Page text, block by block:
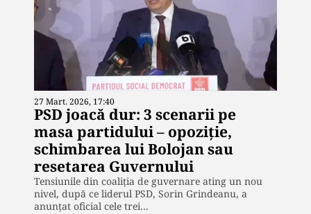
27 Mart. 2026, 17:40
PSD joacă dur: 3 scenarii pe
masa partidului – opoziție,
schimbarea lui Bolojan sau
resetarea Guvernului
Tensiunile din coaliția de guvernare ating un nou
nivel, după ce liderul PSD, Sorin Grindeanu, a
anunțat oficial cele trei…